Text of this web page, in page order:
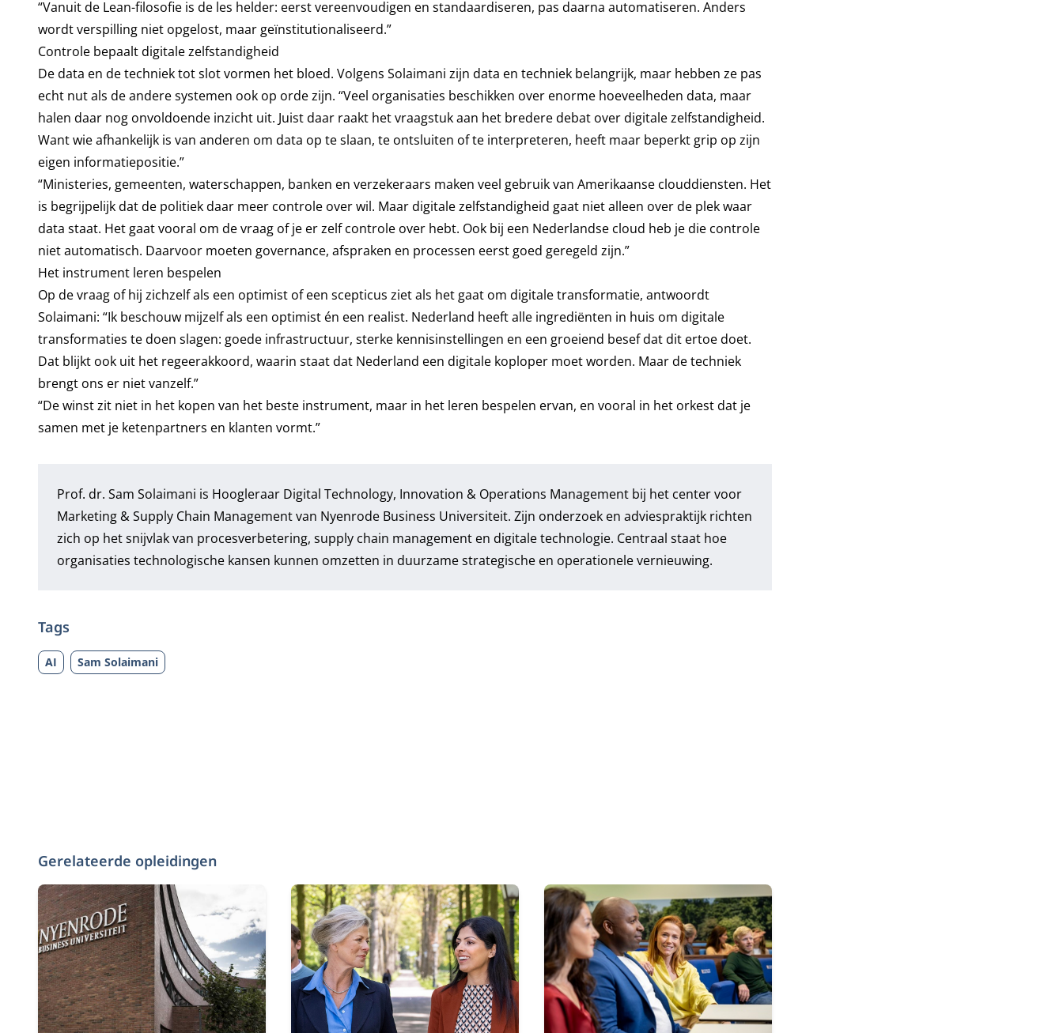
“Vanuit de Lean-filosofie is de les helder: eerst vereenvoudigen en standaardiseren, pas daarna automatiseren. Anders
wordt verspilling niet opgelost, maar geïnstitutionaliseerd.”
Controle bepaalt digitale zelfstandigheid
De data en de techniek tot slot vormen het bloed. Volgens Solaimani zijn data en techniek belangrijk, maar hebben ze pas
echt nut als de andere systemen ook op orde zijn. “Veel organisaties beschikken over enorme hoeveelheden data, maar
halen daar nog onvoldoende inzicht uit. Juist daar raakt het vraagstuk aan het bredere debat over digitale zelfstandigheid.
Want wie afhankelijk is van anderen om data op te slaan, te ontsluiten of te interpreteren, heeft maar beperkt grip op zijn
eigen informatiepositie.”
“Ministeries, gemeenten, waterschappen, banken en verzekeraars maken veel gebruik van Amerikaanse clouddiensten. Het
is begrijpelijk dat de politiek daar meer controle over wil. Maar digitale zelfstandigheid gaat niet alleen over de plek waar
data staat. Het gaat vooral om de vraag of je er zelf controle over hebt. Ook bij een Nederlandse cloud heb je die controle
niet automatisch. Daarvoor moeten governance, afspraken en processen eerst goed geregeld zijn.”
Het instrument leren bespelen
Op de vraag of hij zichzelf als een optimist of een scepticus ziet als het gaat om digitale transformatie, antwoordt
Solaimani: “Ik beschouw mijzelf als een optimist én een realist. Nederland heeft alle ingrediënten in huis om digitale
transformaties te doen slagen: goede infrastructuur, sterke kennisinstellingen en een groeiend besef dat dit ertoe doet.
Dat blijkt ook uit het regeerakkoord, waarin staat dat Nederland een digitale koploper moet worden. Maar de techniek
brengt ons er niet vanzelf.”
“De winst zit niet in het kopen van het beste instrument, maar in het leren bespelen ervan, en vooral in het orkest dat je
samen met je ketenpartners en klanten vormt.”
Prof. dr. Sam Solaimani is Hoogleraar Digital Technology, Innovation & Operations Management bij het center voor
Marketing & Supply Chain Management van Nyenrode Business Universiteit. Zijn onderzoek en adviespraktijk richten
zich op het snijvlak van procesverbetering, supply chain management en digitale technologie. Centraal staat hoe
organisaties technologische kansen kunnen omzetten in duurzame strategische en operationele vernieuwing.
Tags
AI Sam Solaimani
Gerelateerde opleidingen